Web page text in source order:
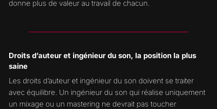
donne plus de valeur au travail de chacun.
Droits d’auteur et ingénieur du son, la position la plus
saine
Les droits d’auteur et ingénieur du son doivent se traiter
avec équilibre. Un ingénieur du son qui réalise uniquement
un mixage ou un mastering ne devrait pas toucher